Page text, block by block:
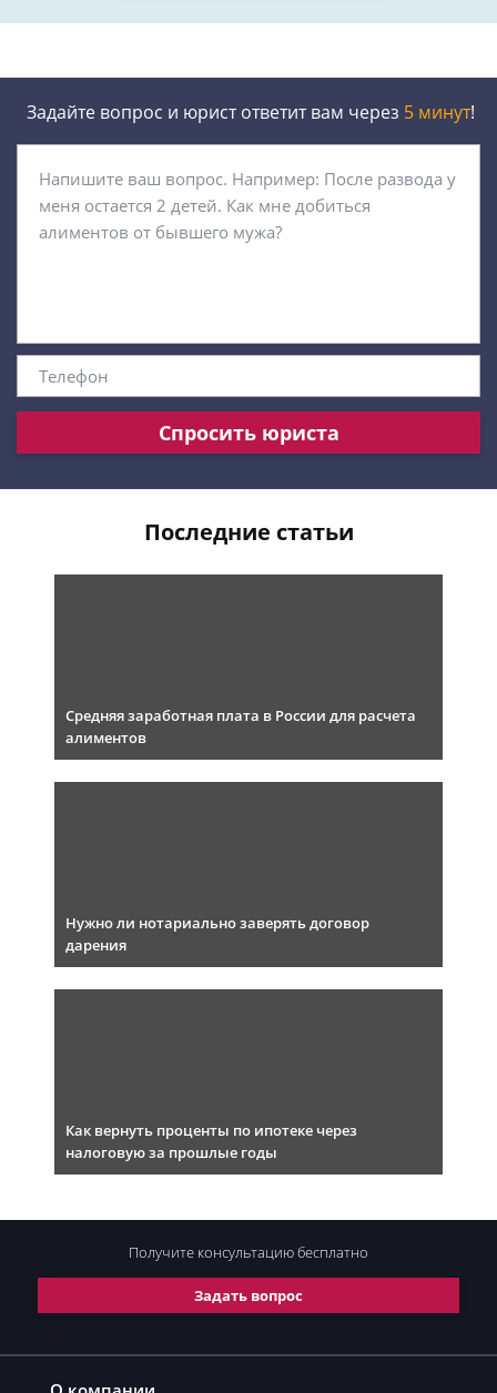
Задайте вопрос и юрист ответит вам через 5 минут!
Спросить юриста
Последние статьи
Средняя заработная плата в России для расчета
алиментов
Нужно ли нотариально заверять договор
дарения
Как вернуть проценты по ипотеке через
налоговую за прошлые годы
Задать вопрос
Получите консультациюбесплатно